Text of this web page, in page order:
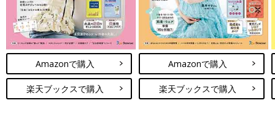
アレルギー性鼻炎を伴い、症状も強い場合は抗アレルギー内服薬
も併用することもあります。
慢性型、重症型に対しては基本は抗アレルギー点眼薬、症状が悪
くなったときに免疫抑制点眼薬、ステロイドの内服等を追加しま
す。
まれではありますが、さらに悪化する場合は結膜の裏側の隆起に
対して外科的治療が必要になることもあります。治療のため頻回
に外来に通っていただくこともありますが、学業との両立を相談
Amazonで購入
楽天ブックスで購入
Amazonで購入
楽天ブックスで購入